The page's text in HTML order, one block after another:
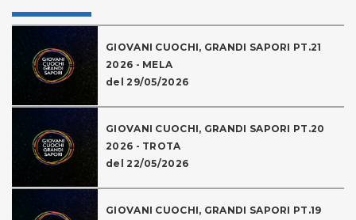
GIOVANI CUOCHI, GRANDI SAPORI PT.21
2026 - MELA
del 29/05/2026
GIOVANI CUOCHI, GRANDI SAPORI PT.20
2026 - TROTA
del 22/05/2026
GIOVANI CUOCHI, GRANDI SAPORI PT.19